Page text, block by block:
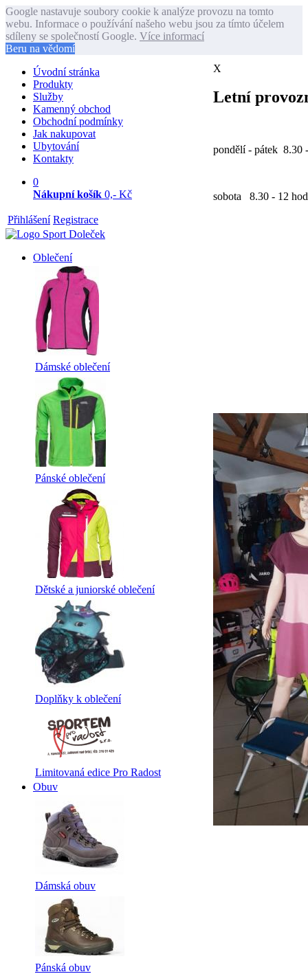
Google nastavuje soubory cookie k analýze provozu na tomto
webu. Informace o používání našeho webu jsou za tímto účelem
sdíleny se společností Google. Více informací
Beru na vědomí
X
Letní
pondělí - pátek 8.30
sobota 8.30 - 12 hod
Úvodní stránka
Produkty
Služby
Kamenný obchod
Obchodní podmínky
Jak nakupovat
Ubytování
Kontakty
0
Nákupní košík 0,- Kč
Přihlášení Registrace
Oblečení
Dámské oblečení
Pánské oblečení
Dětské a juniorské oblečení
Doplňky k oblečení
Limitovaná edice Pro Radost
Obuv
Dámská obuv
Pánská obuv